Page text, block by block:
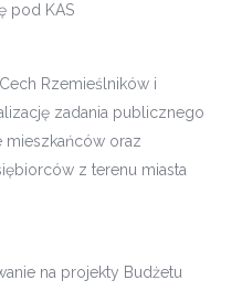
pod KAS
Rzemieślników i
zadania publicznego
mieszkańców oraz
z terenu miasta
na projekty Budżetu